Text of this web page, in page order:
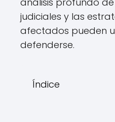
judiciales y las
afectados pueden
defenderse.
Índice